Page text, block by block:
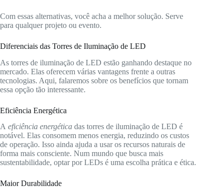
Com essas alternativas, você acha a melhor solução. Serve
para qualquer projeto ou evento.
Diferenciais das Torres de Iluminação de LED
As torres de iluminação de LED estão ganhando destaque no
mercado. Elas oferecem várias vantagens frente a outras
tecnologias. Aqui, falaremos sobre os benefícios que tornam
essa opção tão interessante.
Eficiência Energética
A eficiência energética das torres de iluminação de LED é
notável. Elas consomem menos energia, reduzindo os custos
de operação. Isso ainda ajuda a usar os recursos naturais de
forma mais consciente. Num mundo que busca mais
sustentabilidade, optar por LEDs é uma escolha prática e ética.
Maior Durabilidade